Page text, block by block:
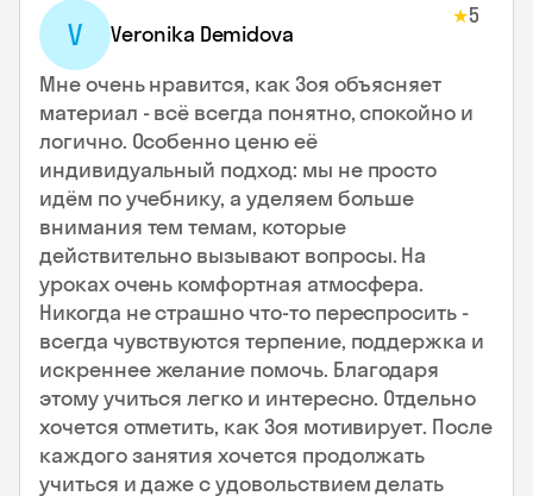
V Veronika Demidova
★5
Мне очень нравится, как Зоя объясняет
материал - всё всегда понятно, спокойно и
логично. Особенно ценю её
индивидуальный подход: мы не просто
идём по учебнику, а уделяем больше
внимания тем темам, которые
действительно вызывают вопросы. На
уроках очень комфортная атмосфера.
Никогда не страшно что-то переспросить -
всегда чувствуются терпение, поддержка и
искреннее желание помочь. Благодаря
этому учиться легко и интересно. Отдельно
хочется отметить, как Зоя мотивирует. После
каждого занятия хочется продолжать
учиться и даже с удовольствием делать